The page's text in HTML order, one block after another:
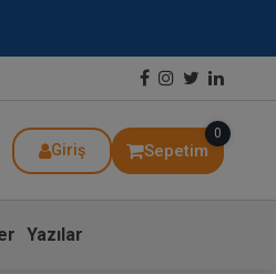
Giriş Sepetim
0
Yazılar